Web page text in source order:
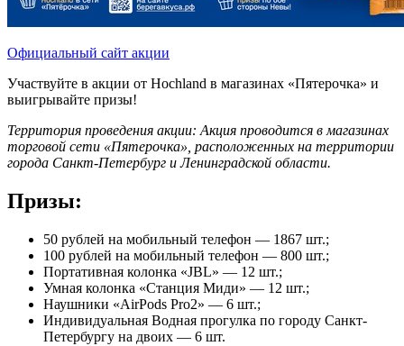
Официальный сайт акции
Участвуйте в акции от Hochland в магазинах «Пятерочка» и
выигрывайте призы!
Территория проведения акции: Акция проводится в магазинах
торговой сети «Пятерочка», расположенных на территории
города Санкт-Петербург и Ленинградской области.
Призы:
50 рублей на мобильный телефон — 1867 шт.;
100 рублей на мобильный телефон — 800 шт.;
Портативная колонка «JBL» — 12 шт.;
Умная колонка «Станция Миди» — 12 шт.;
Наушники «AirPods Pro2» — 6 шт.;
Индивидуальная Водная прогулка по городу Санкт-
Петербургу на двоих — 6 шт.